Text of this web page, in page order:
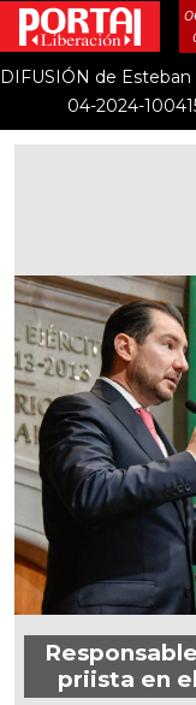
DIFUSIÓN de Esteban
04-2024-
priista en